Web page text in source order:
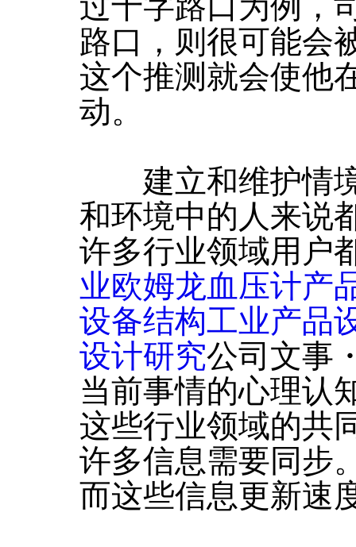
过十字路口为例，
路口，则很可能会
这个推测就会使他
动。
建立和维护情境
和环境中的人来说
许多行业领域用户
业欧姆龙血压计产
设备结构工业产品
设计研究公司文事
当前事情的心理认
这些行业领域的共
许多信息需要同步
而这些信息更新速